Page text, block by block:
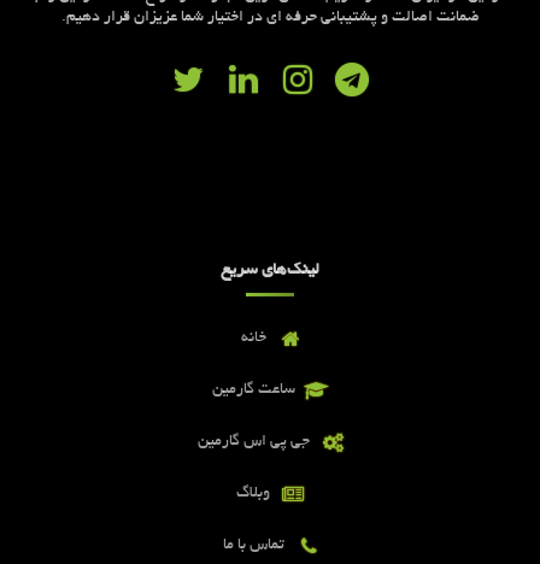
ضمانت اصالت و پشتیبانی حرفه ای در اختیار شما عزیزان قرار دهیم.
لینک‌های سریع
خانه
ساعت گارمین
جی پی اس گارمین
وبلاگ
تماس با ما